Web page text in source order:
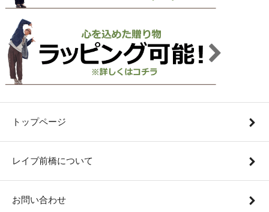
トップページ
レイブ前橋について
お問い合わせ